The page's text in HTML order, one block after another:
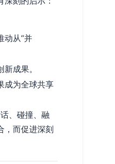
动从“并
成果。
成为全球共享
、碰撞、融
，而促进深刻